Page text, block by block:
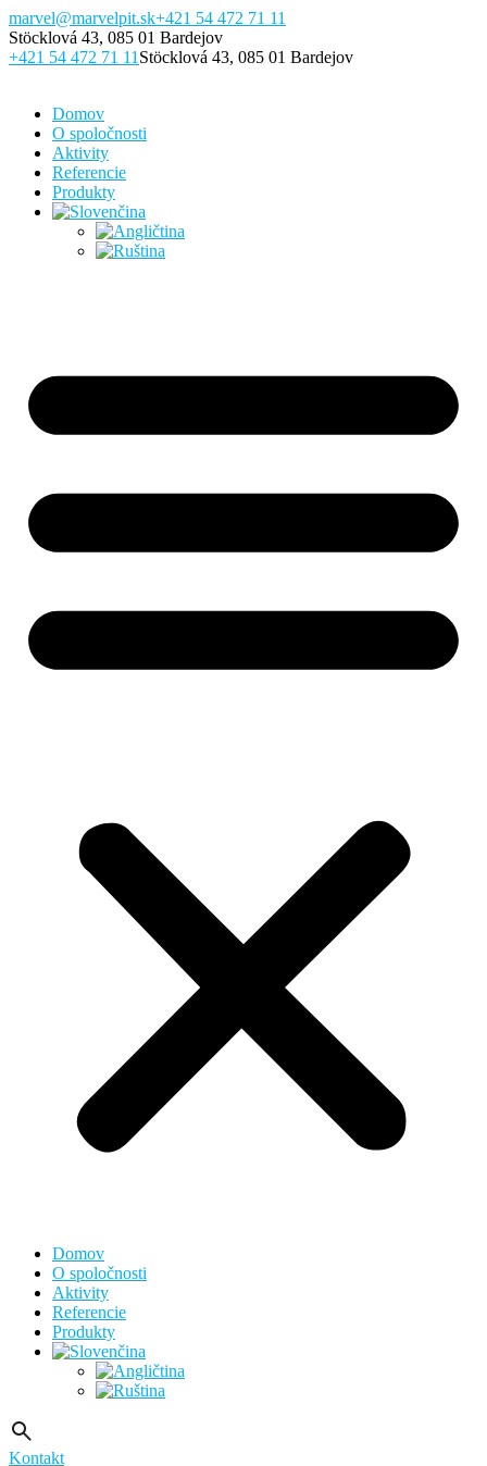
Preskočiť
na
obsah
marvel@marvelpit.sk+421 54 472 71 11
Stöcklová 43, 085 01 Bardejov
+421 54 472 71 11 Stöcklová 43, 085 01 Bardejov
Domov
O spoločnosti
Aktivity
Referencie
Produkty
Domov
O spoločnosti
Aktivity
Referencie
Produkty
Kontakt